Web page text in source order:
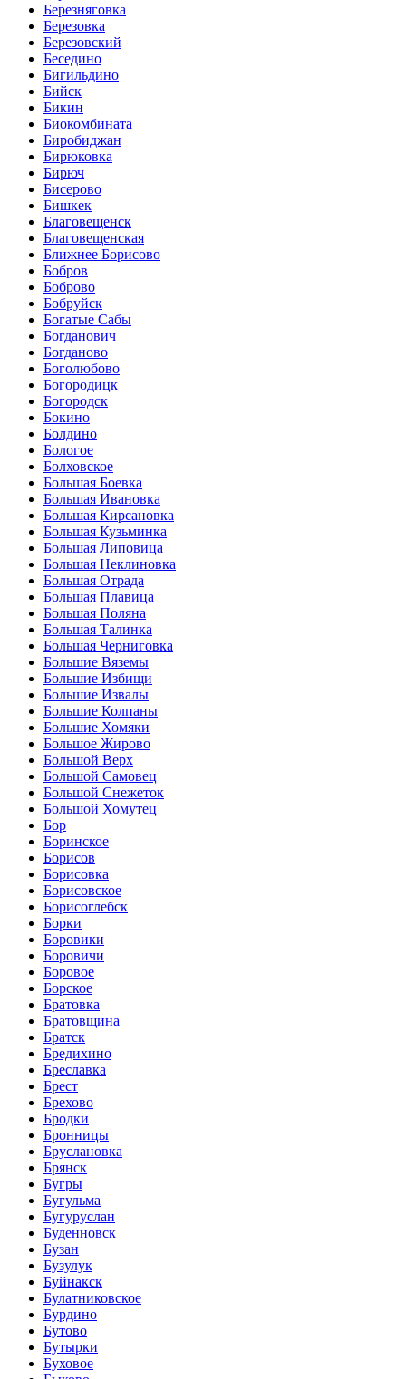
Березняговка
Березовка
Березовский
Беседино
Бигильдино
Бийск
Бикин
Биокомбината
Биробиджан
Бирюковка
Бирюч
Бисерово
Бишкек
Благовещенск
Благовещенская
Ближнее Борисово
Бобров
Боброво
Бобруйск
Богатые Сабы
Богданович
Богданово
Боголюбово
Богородицк
Богородск
Бокино
Болдино
Бологое
Болховское
Большая Боевка
Большая Ивановка
Большая Кирсановка
Большая Кузьминка
Большая Липовица
Большая Неклиновка
Большая Отрада
Большая Плавица
Большая Поляна
Большая Талинка
Большая Черниговка
Большие Вяземы
Большие Избищи
Большие Извалы
Большие Колпаны
Большие Хомяки
Большое Жирово
Большой Верх
Большой Самовец
Большой Снежеток
Большой Хомутец
Бор
Боринское
Борисов
Борисовка
Борисовское
Борисоглебск
Борки
Боровики
Боровичи
Боровое
Борское
Братовка
Братовщина
Братск
Бредихино
Бреславка
Брест
Брехово
Бродки
Бронницы
Бруслановка
Брянск
Бугры
Бугульма
Бугуруслан
Буденновск
Бузан
Бузулук
Буйнакск
Булатниковское
Бурдино
Бутово
Бутырки
Буховое